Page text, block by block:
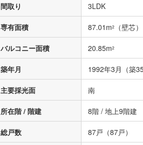
間取り 3LDK
専有面積 87.01m2 （壁芯）
バルコニー面積 20.85m2
築年月 1992年3月（築
主要採光面 南
所在階 / 階建 8階 / 地上9階建
総戸数 87戸（87戸）